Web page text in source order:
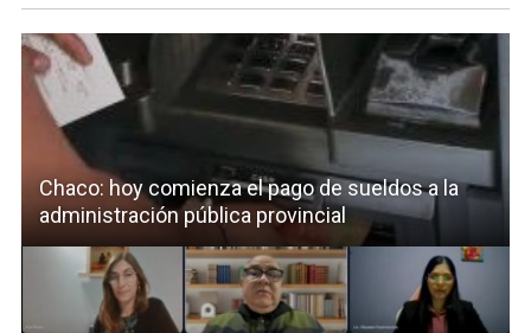
Chaco: hoy comienza el pago de sueldos a la
administración pública provincial